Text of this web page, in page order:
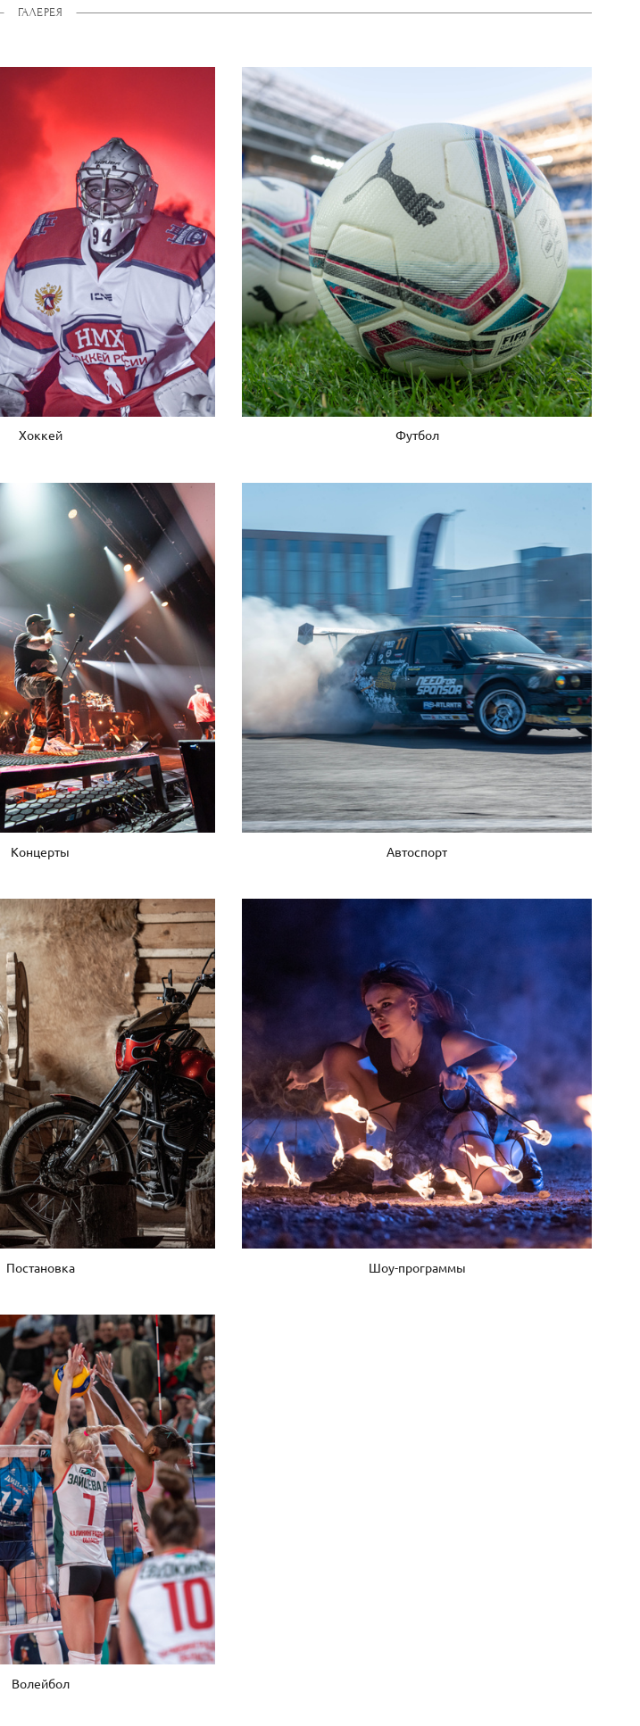
ГАЛЕРЕЯ
Хоккей Футбол
Концерты Автоспорт
Постановка Шоу-программы
Волейбол